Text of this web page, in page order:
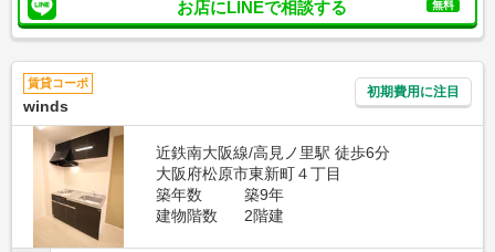
お店にLINEで相談する 無料
賃貸コーポ
winds
初期費用に注目
近鉄南大阪線/高見ノ里駅 徒歩6分
大阪府松原市東新町４丁目
築年数
築9年
建物階数
2階建